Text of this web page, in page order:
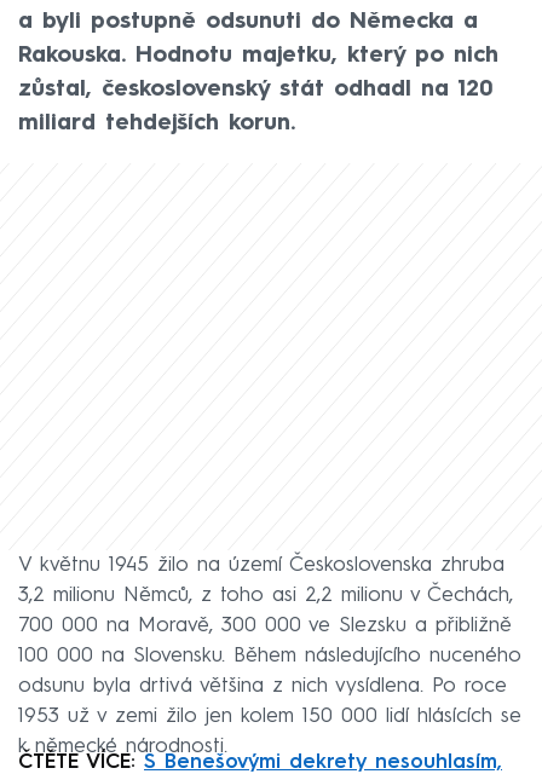
a byli postupně odsunuti do Německa a
Rakouska. Hodnotu majetku, který po nich
zůstal, československý stát odhadl na 120
miliard tehdejších korun.
V květnu 1945 žilo na území Československa zhruba
3,2 milionu Němců, z toho asi 2,2 milionu v Čechách,
700 000 na Moravě, 300 000 ve Slezsku a přibližně
100 000 na Slovensku. Během následujícího nuceného
odsunu byla drtivá většina z nich vysídlena. Po roce
1953 už v zemi žilo jen kolem 150 000 lidí hlásících se
k německé národnosti.
ČTĚTE VÍCE: S Benešovými dekrety nesouhlasím,